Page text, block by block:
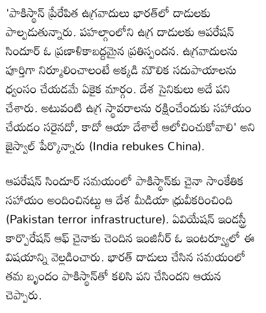
'పాకిస్థాన్ ప్రేరేపిత ఉగ్రవాదులు భారత్‌లో దాడులకు
పాల్పడుతున్నారు. పహల్గాంలోని ఉగ్ర దాడులకు ఆపరేషన్
సిందూర్ ఓ ప్రణాళికాబద్దమైన ప్రతిస్పందన. ఉగ్రవాదులను
పూర్తిగా నిర్మూలించాలంటే అక్కడి మౌలిక సదుపాయాలను
ధ్వంసం చేయడమే ఏకైక మార్గం. దేశ సైనికులు అదే పని
చేశారు. అటువంటి ఉగ్ర స్థావరాలను రక్షించేందుకు సహాయం
చేయడం సరైనదో, కాదో ఆయా దేశాలే ఆలోచించుకోవాలి' అని
జైస్వాల్ పేర్కొన్నారు (India rebukes China).
ఆపరేషన్ సిందూర్ సమయంలో పాకిస్థాన్‌కు చైనా సాంకేతిక
సహాయం అందించినట్టు ఆ దేశ మీడియా ధ్రువీకరించింది
(Pakistan terror infrastructure). ఏవియేషన్ ఇండస్ట్రీ
కార్పొరేషన్ ఆఫ్ చైనాకు చెందిన ఇంజినీర్ ఓ ఇంటర్వ్యూలో ఈ
విషయాన్ని వెల్లడించారు. భారత్ దాడులు చేసిన సమయంలో
తమ బృందం పాకిస్థాన్‌తో కలిసి పని చేసిందని ఆయన
చెప్పారు.